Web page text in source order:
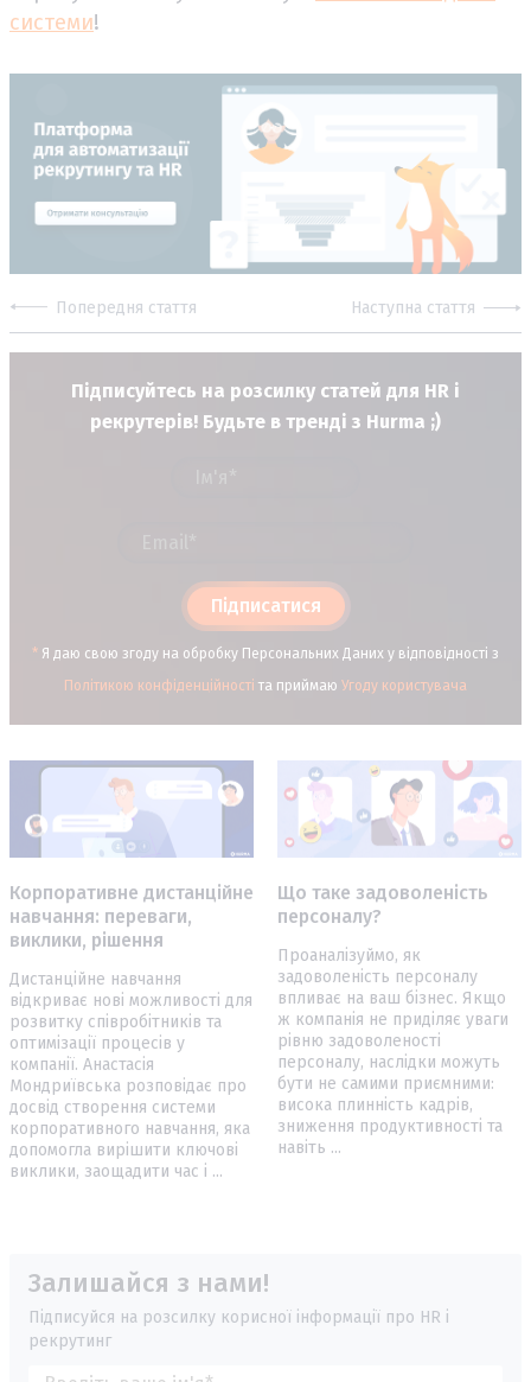
системи!
Попередня стаття Наступна стаття
Підписуйтесь на розсилку статей для HR і
рекрутерів! Будьте в тренді з Hurma ;)
Підписатися
* Я даю свою згоду на обробку Персональних Даних у відповідності з
Політикою конфіденційності та приймаю Угоду користувача
Корпоративне дистанційне
навчання: переваги,
виклики, рішення
Дистанційне навчання
відкриває нові можливості для
розвитку співробітників та
оптимізації процесів у
компанії. Анастасія
Мондриївська розповідає про
досвід створення системи
корпоративного навчання, яка
допомогла вирішити ключові
виклики, заощадити час і ...
Що таке задоволеність
персоналу?
Проаналізуймо, як
задоволеність персоналу
впливає на ваш бізнес. Якщо
ж компанія не приділяє уваги
рівню задоволеності
персоналу, наслідки можуть
бути не самими приємними:
висока плинність кадрів,
зниження продуктивності та
навіть ...
Залишайся з нами!
Підписуйся на розсилку корисної інформації про HR і
рекрутинг